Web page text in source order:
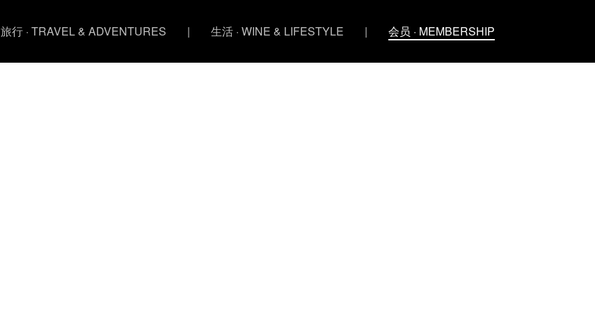
旅行 · TRAVEL & ADVENTURES | 生活 · WINE & LIFESTYLE | 会员 · MEMBERSHIP